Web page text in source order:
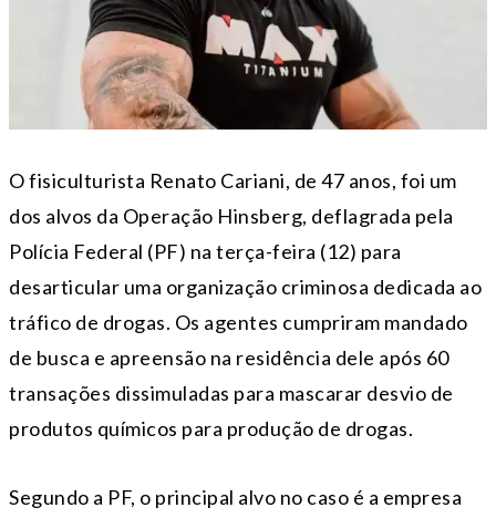
O fisiculturista Renato Cariani, de 47 anos, foi um
dos alvos da Operação Hinsberg, deflagrada pela
Polícia Federal (PF) na terça-feira (12) para
desarticular uma organização criminosa dedicada ao
tráfico de drogas. Os agentes cumpriram mandado
de busca e apreensão na residência dele após 60
transações dissimuladas para mascarar desvio de
produtos químicos para produção de drogas.
Segundo a PF, o principal alvo no caso é a empresa